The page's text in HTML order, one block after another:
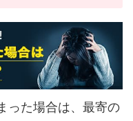
った場合は、最寄の